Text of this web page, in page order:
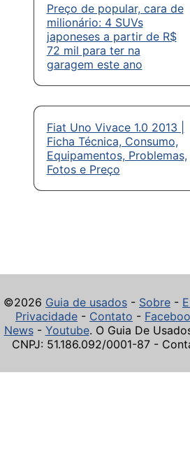
Preço de popular, cara de
milionário: 4 SUVs
japoneses a partir de R$
72 mil para ter na
garagem este ano
Fiat Uno Vivace 1.0 2013 |
Ficha Técnica, Consumo,
Equipamentos, Problemas,
Fotos e Preço
©2026 Guia de usados - Sobre -
Privacidade - Contato -
News- Youtube. O Guia De
CNPJ: 51.186.092/0001-87 -